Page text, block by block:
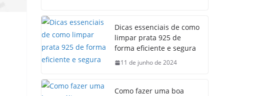
Dicas essenciais de como
limpar prata 925 de
forma eficiente e segura
11 de junho de 2024
Como fazer uma boa